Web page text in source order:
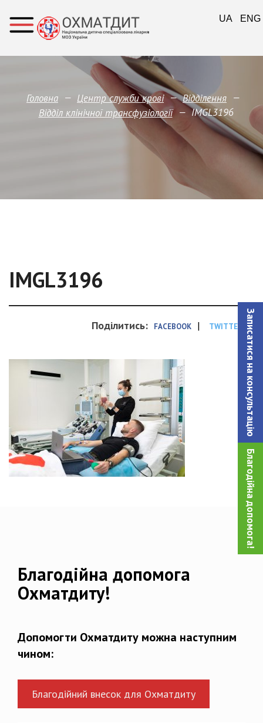
Записатися на консультацiю
Благодійна допомога!
Головна — Центр служби крові — Відділення —
Відділ клінічної трансфузіології — IMGL3196
IMGL3196
Поділитись: FACEBOOK | TWITTER
Благодійна допомога
Охматдиту!
Допомогти Охматдиту можна наступним
чином:
Благодійний внесок для Охматдиту
UA ENG